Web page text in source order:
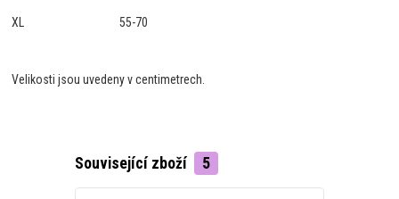
XL 55-70
Velikosti jsou uvedeny v centimetrech.
Související zboží 5